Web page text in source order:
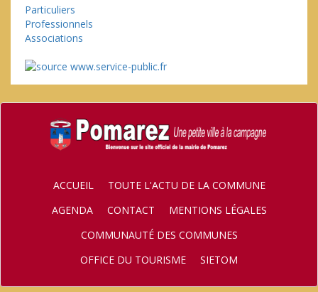
Particuliers
Professionnels
Associations
ACCUEIL
TOUTE L'ACTU DE LA COMMUNE
AGENDA
CONTACT
MENTIONS LÉGALES
COMMUNAUTÉ DES COMMUNES
OFFICE DU TOURISME
SIETOM